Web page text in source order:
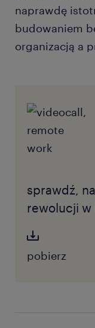
naprawdę
budowaniem
organizacją a
sprawdź,
rewolucji w
pobierz